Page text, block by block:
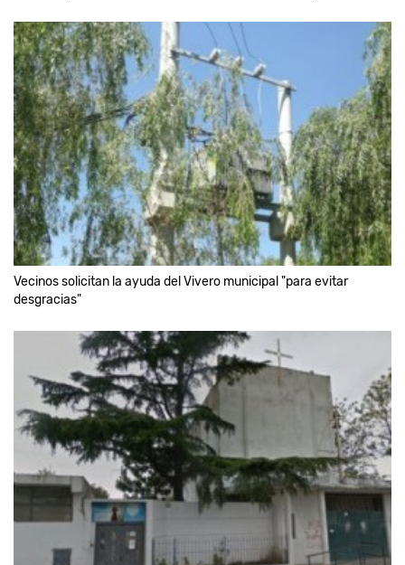
Vecinos solicitan la ayuda del Vivero municipal "para evitar
desgracias"